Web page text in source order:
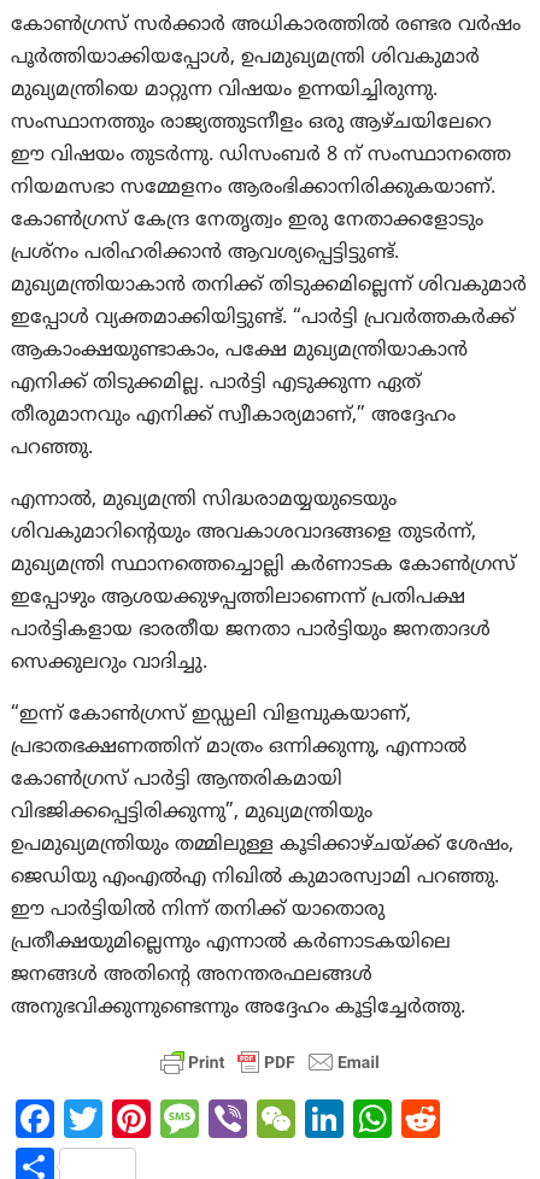
കോൺഗ്രസ് സർക്കാർ അധികാരത്തിൽ രണ്ടര വർഷം
പൂർത്തിയാക്കിയപ്പോൾ, ഉപമുഖ്യമന്ത്രി ശിവകുമാർ
മുഖ്യമന്ത്രിയെ മാറ്റുന്ന വിഷയം ഉന്നയിച്ചിരുന്നു.
സംസ്ഥാനത്തും രാജ്യത്തുടനീളം ഒരു ആഴ്ചയിലേറെ
ഈ വിഷയം തുടർന്നു. ഡിസംബർ 8 ന് സംസ്ഥാനത്തെ
നിയമസഭാ സമ്മേളനം ആരംഭിക്കാനിരിക്കുകയാണ്.
കോൺഗ്രസ് കേന്ദ്ര നേതൃത്വം ഇരു നേതാക്കളോടും
പ്രശ്നം പരിഹരിക്കാൻ ആവശ്യപ്പെട്ടിട്ടുണ്ട്.
മുഖ്യമന്ത്രിയാകാൻ തനിക്ക് തിടുക്കമില്ലെന്ന് ശിവകുമാർ
ഇപ്പോൾ വ്യക്തമാക്കിയിട്ടുണ്ട്. “പാർട്ടി പ്രവർത്തകർക്ക്
ആകാംക്ഷയുണ്ടാകാം, പക്ഷേ മുഖ്യമന്ത്രിയാകാൻ
എനിക്ക് തിടുക്കമില്ല. പാർട്ടി എടുക്കുന്ന ഏത്
തീരുമാനവും എനിക്ക് സ്വീകാര്യമാണ്,” അദ്ദേഹം
പറഞ്ഞു.
എന്നാല്‍, മുഖ്യമന്ത്രി സിദ്ധരാമയ്യയുടെയും
ശിവകുമാറിന്റെയും അവകാശവാദങ്ങളെ തുടർന്ന്,
മുഖ്യമന്ത്രി സ്ഥാനത്തെച്ചൊല്ലി കർണാടക കോൺഗ്രസ്
ഇപ്പോഴും ആശയക്കുഴപ്പത്തിലാണെന്ന് പ്രതിപക്ഷ
പാർട്ടികളായ ഭാരതീയ ജനതാ പാർട്ടിയും ജനതാദൾ
സെക്കുലറും വാദിച്ചു.
“ഇന്ന് കോൺഗ്രസ് ഇഡ്ഡലി വിളമ്പുകയാണ്,
പ്രഭാതഭക്ഷണത്തിന് മാത്രം ഒന്നിക്കുന്നു, എന്നാൽ
കോൺഗ്രസ് പാർട്ടി ആന്തരികമായി
വിഭജിക്കപ്പെട്ടിരിക്കുന്നു”, മുഖ്യമന്ത്രിയും
ഉപമുഖ്യമന്ത്രിയും തമ്മിലുള്ള കൂടിക്കാഴ്ചയ്ക്ക് ശേഷം,
ജെഡിയു എംഎൽഎ നിഖിൽ കുമാരസ്വാമി പറഞ്ഞു.
ഈ പാർട്ടിയിൽ നിന്ന് തനിക്ക് യാതൊരു
പ്രതീക്ഷയുമില്ലെന്നും എന്നാൽ കർണാടകയിലെ
ജനങ്ങൾ അതിന്റെ അനന്തരഫലങ്ങൾ
അനുഭവിക്കുന്നുണ്ടെന്നും അദ്ദേഹം കൂട്ടിച്ചേർത്തു.
Fa
ce
T
w
Pi M Vi W Li W
S